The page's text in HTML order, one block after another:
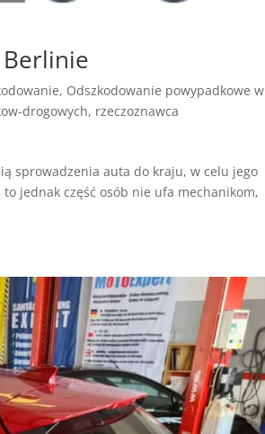
, Odszkodowanie powypadkowe w
drogowych, rzeczoznawca
sprowadzenia auta do kraju, w celu jego
jednak część osób nie ufa mechanikom,